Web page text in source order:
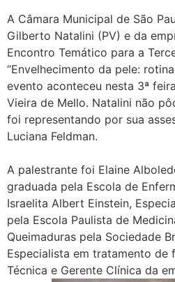
A Câmara Municipal de São
Gilberto Natalini (PV) e da
Encontro Temático para a
“Envelhecimento da pele:
evento aconteceu nesta 3ª
Vieira de Mello. Natalini não
foi representando por sua
Luciana Feldman.
A palestrante foi Elaine
graduada pela Escola de
Israelita Albert Einstein,
pela Escola Paulista de
Queimaduras pela Sociedade
Especialista em tratamento de
Técnica e Gerente Clínica da